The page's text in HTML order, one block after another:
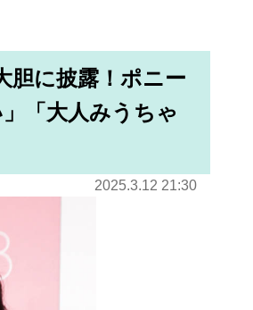
胆に披露！ポニー
「大人みうちゃ
2025.3.12 21:30